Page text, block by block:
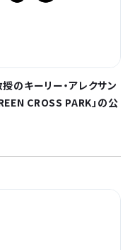
のキーリー・アレクサン
CROSS PARK」の公